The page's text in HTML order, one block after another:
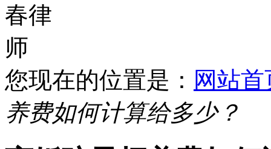
您现在的位置是： 网站首
养费如何计算给多少？